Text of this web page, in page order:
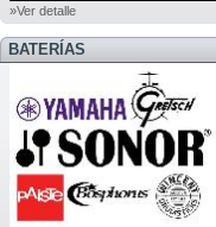
»Ver detalle
BATERÍAS